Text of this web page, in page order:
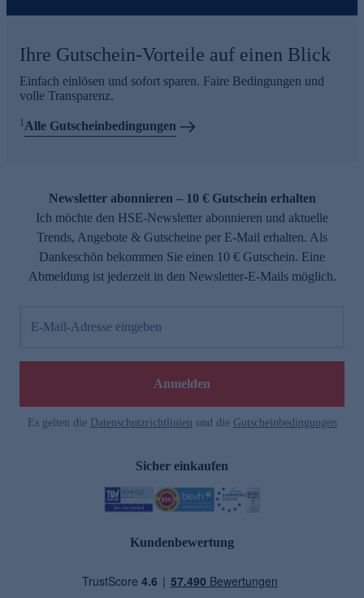
Ihre Gutschein-Vorteile auf einen Blick
Einfach einlösen und sofort sparen. Faire Bedingungen und
volle Transparenz.
1Alle Gutscheinbedingungen
Newsletter abonnieren – 10 € Gutschein erhalten
Ich möchte den HSE-Newsletter abonnieren und aktuelle
Trends, Angebote & Gutscheine per E-Mail erhalten. Als
Dankeschön bekommen Sie einen 10 € Gutschein. Eine
Abmeldung ist jederzeit in den Newsletter-E-Mails möglich.
E-Mail-Adresse eingeben
Anmelden
Es gelten die Datenschutzrichtlinien und die Gutscheinbedingungen
Sicher einkaufen
Kundenbewertung